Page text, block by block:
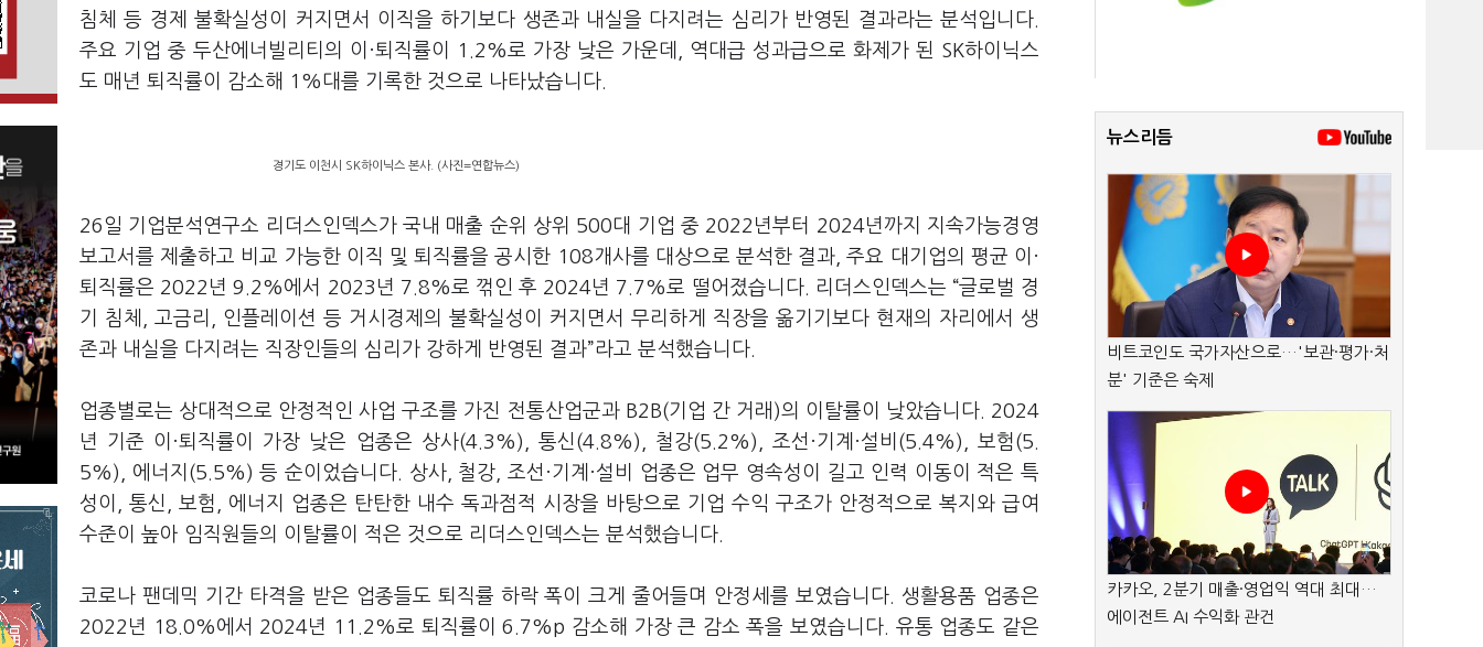
침체 등 경제 불확실성이 커지면서 이직을 하기보다 생존과 내실을 다지려는 심리가 반영된 결과라는 분석입니다
주요 기업 중 두산에너빌리티의 이·퇴직률이
1.2%로 가장 낮은 가운데 역대급 성과급으로 화제가 된 SK하이닉스
도 매년 퇴직률이 감소해
1%대를 기록한 것으로 나타났습니다
경기도 이천시 SK하이닉스 본사. (사진=연합뉴스)
26일 기업분석연구소 리더스인덱스가 국내 매출 순위 상위 500대 기업 중 2022 년부터 2024년까지 지속가능경영
보고서를 제출하고 비교 가능한 이직 및 퇴직률을 공시한 108개사를 대상으로 분석한 결과 ,주요 대기업의 평균 이·
퇴직률은 2022 년9.2%에서 2023 년 7.8%로 꺾인 후 2024년 7.7%로 떨어졌습니다. 리더스인덱스는 “글로벌 경
기 침체
고금리
인플레이션 등 거시경제의 불확실성이 커지면서 무리하게 직장을 옮기기보다 현재의 자리에서 생
존과 내실을 다지려는 직장인들의 심리가 강하게 반영된 결과”라고 분석했습니다
업종별로는 상대적으로 안정적인 사업 구조를 가진 전통산업군과 B2B(기업 간 거래 )의 이탈률이 낮았습니다. 2024
년 기준 이·퇴직률이 가장 낮은 업종은 상사(4.3%), 통신 (4.8%), 철강(5.2%), 조선·기계·설비 (5.4%),보험(5.
5%), 에너지 (5.5%)등 순이었습니다. 상사, 철강
조선·기계·설비 업종은 업무 영속성이 길고 인력 이동이 적은 특
성이
통신 보험
에너지 업종은 탄탄한 내수 독과점적 시장을 바탕으로 기업 수익 구조가 안정적으로 복지와 급여
수준이 높아 임직원들의 이탈률이 적은 것으로 리더스인덱스는 분석했습니다
코로나 팬데믹 기간 타격을 받은 업종들도 퇴직률 하락 폭이 크게 줄어들며 안정세를 보였습니다
생활용품 업종은
2022 년 18.0%에서 2024년 11.2%로 퇴직률이6.7%p 감소해 가장 큰 감소 폭을 보였습니다
유통 업종도 같은
뉴스리듬
비트코인도 국가자산으로…'보관·평가·처
분' 기준은 숙제
카카오, 2분기 매출·영업익 역대 최대…
에이전트 AI 수익화 관건